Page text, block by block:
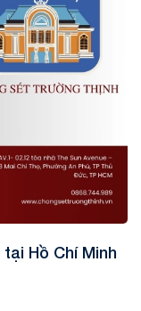
Hồ Chí Minh